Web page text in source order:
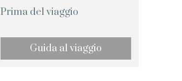
Prima del viaggio
Guida al viaggio